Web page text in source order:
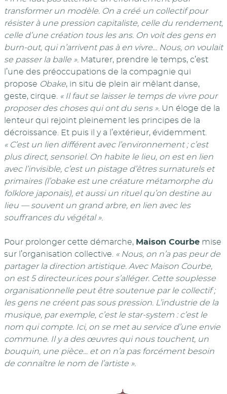
transformer un modèle. On a créé un collectif pour
résister à une pression capitaliste, celle du rendement,
celle d’une création tous les ans. On voit des gens en
burn-out, qui n’arrivent pas à en vivre... Nous, on voulait
se passer la balle ». Maturer, prendre le temps, c’est
l’une des préoccupations de la compagnie qui
propose Obake, in situ de plein air mêlant danse,
geste, cirque.
« Il faut se laisser le temps de vivre pour
proposer des choses qui ont du sens ». Un éloge de la
lenteur qui rejoint pleinement les principes de la
décroissance. Et puis il y a l’extérieur, évidemment.
« C’est un lien différent avec l’environnement ; c’est
plus direct, sensoriel. On habite le lieu, on est en lien
avec l’invisible, c’est un pistage d’êtres surnaturels et
primaires (l’obake est une créature métamorphe du
folklore japonais), et aussi un rituel qu’on destine au
lieu — souvent un grand arbre, en lien avec les
souffrances du végétal ».
Pour prolonger cette démarche, Maison Courbe mise
sur l’organisation collective.
« Nous, on n’a pas peur de
partager la direction artistique. Avec Maison Courbe,
on est 5 directeur.ices pour s’alléger. Cette souplesse
organisationnelle peut être soutenue par le collectif ;
les gens ne créent pas sous pression. L’industrie de la
musique, par exemple, c’est le star-system : c’est le
nom qui compte. Ici, on se met au service d’une envie
commune. Il y a des œuvres qui nous touchent, un
bouquin, une pièce... et on n’a pas forcément besoin
de connaître le nom de l’artiste ».